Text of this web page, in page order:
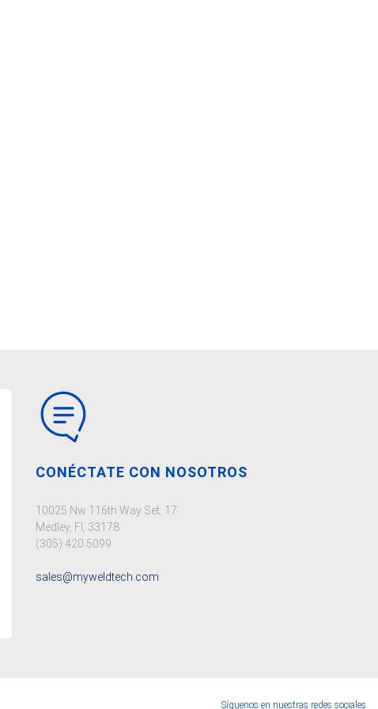
CONÉCTATE CON NOSOTROS
10025 Nw 116th Way Set. 17
Medley, Fl, 33178
(305) 420.5099
sales@myweldtech.com
Síguenos en nuestras redes sociales